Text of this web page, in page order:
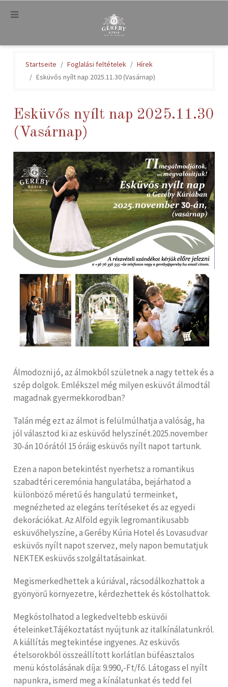
.
Startseite Foglalási feltételek
Hírek
Esküvős nyílt nap 2025.11.30 (Vasárnap)
Esküvős nyílt nap 2025.11.30
(Vasárnap)
Álmodozni jó, az álmokból születnek a nagy tettek és a
szép dolgok. Emlékszel még milyen esküvőt álmodtál
magadnak gyermekkorodban?
Talán még ezt az álmot is felülmúlhatja a valóság, ha
jól választod ki az esküvőd helyszínét.2025.november
30-án 10 órától 15 óráig esküvős nyílt napot tartunk.
Ezen a napon betekintést nyerhetsz a romantikus
szabadtéri ceremónia hangulatába, bejárhatod a
különböző méretű és hangulatú termeinket,
megnézheted az elegáns terítéseket és az egyedi
dekorációkat. Az Alföld egyik legromantikusabb
esküvőhelyszíne, a Geréby Kúria Hotel és Lovasudvar
esküvős nyílt napot szervez, mely napon bemutatjuk
NEKTEK esküvős szolgáltatásainkat.
Megismerkedhettek a kúriával, rácsodálkozhattok a
gyönyörű környezetre, kérdezhettek és kóstolhattok.
Megkóstolhatod a legkedveltebb esküvői
ételeinket.Tájékoztatást nyújtunk az italkínálatunkról.
A kiállítás megtekintése ingyenes. Az esküvős
ételsorokból összeállított korlátlan büféasztalos
menü kóstolásának díja: 9.990,-Ft/fő. Látogass el nyílt
napunkra, ismerd meg a kínálatunkat és tedd fel